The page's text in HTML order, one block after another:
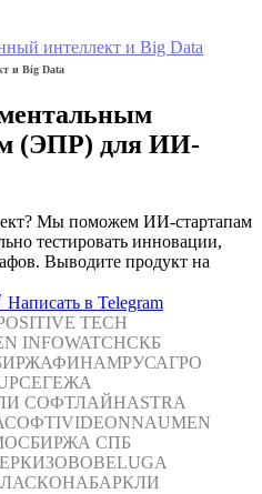
интеллект и Big Data
и Big Data
(ЭПР) для ИИ-
Мы поможем ИИ-стартапам
тестировать инновации,
Выводите продукт на
Написать в Telegram
TECH
INFOWATCHСКБ
ФИНАМРУСАГРО
СЕГЕЖА
СОФТЛАЙНASTRA
IVIDEONNAUMEN
СПБ
BELUGA
АСКОНАБАРКЛИ